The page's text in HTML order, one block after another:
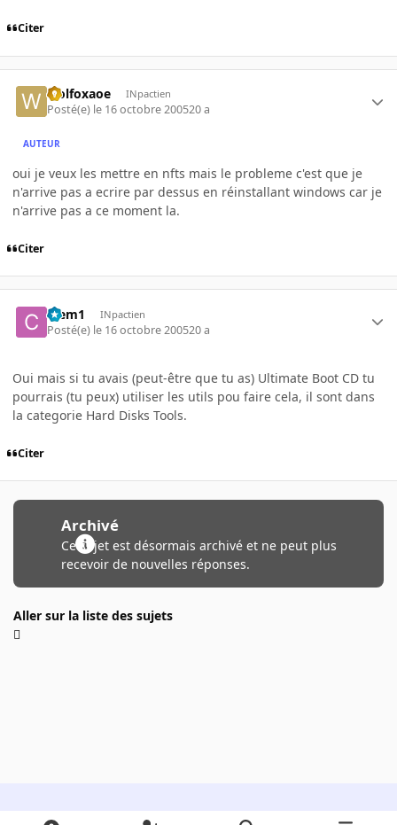
Citer
wolfoxaoe INpactien
Posté(e) le 16 octobre 200520 a
AUTEUR
oui je veux les mettre en nfts mais le probleme c'est que je
n'arrive pas a ecrire par dessus en réinstallant windows car je
n'arrive pas a ce moment la.
Citer
Clem1 INpactien
Posté(e) le 16 octobre 200520 a
Oui mais si tu avais (peut-être que tu as) Ultimate Boot CD tu
pourrais (tu peux) utiliser les utils pou faire cela, il sont dans
la categorie Hard Disks Tools.
Citer
Archivé
Ce sujet est désormais archivé et ne peut plus
recevoir de nouvelles réponses.
Aller sur la liste des sujets